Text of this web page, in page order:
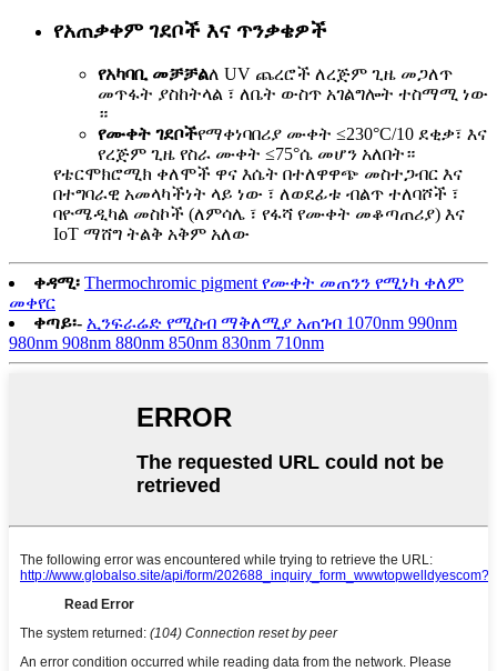
የአጠቃቀም ገደቦች እና ጥንቃቄዎች
የአካባቢ መቻቻልለ UV ጨረሮች ለረጅም ጊዜ መጋለጥ
መጥፋት ያስከትላል ፣ ለቤት ውስጥ አገልግሎት ተስማሚ ነው
።
የሙቀት ገደቦችየማቀነባበሪያ ሙቀት ≤230°C/10 ደቂቃ፣ እና
የረጅም ጊዜ የስራ ሙቀት ≤75°ሴ መሆን አለበት።
የቴርሞክሮሚክ ቀለሞች ዋና እሴት በተለዋዋጭ መስተጋብር እና
በተግባራዊ አመላካችነት ላይ ነው ፣ ለወደፊቱ ብልጥ ተለባሾች ፣
ባዮሜዲካል መስኮች (ለምሳሌ ፣ የፋሻ የሙቀት መቆጣጠሪያ) እና
IoT ማሸግ ትልቅ አቅም አለው
ቀዳሚ፡ Thermochromic pigment የሙቀት መጠንን የሚነካ ቀለም
መቀየር
ቀጣይ፡- ኢንፍራሬድ የሚስብ ማቅለሚያ አጠገብ 1070nm 990nm
980nm 908nm 880nm 850nm 830nm 710nm